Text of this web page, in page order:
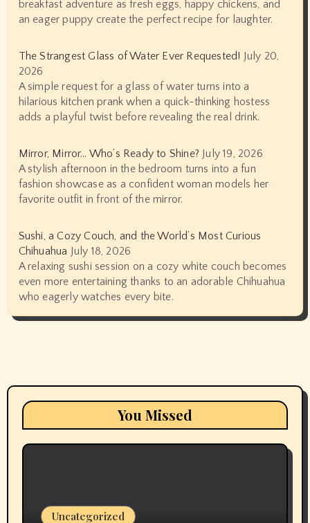
breakfast adventure as fresh eggs, happy chickens, and
an eager puppy create the perfect recipe for laughter.
The Strangest Glass of Water Ever Requested! July 20,
2026
A simple request for a glass of water turns into a
hilarious kitchen prank when a quick-thinking hostess
adds a playful twist before revealing the real drink.
Mirror, Mirror… Who’s Ready to Shine? July 19, 2026
A stylish afternoon in the bedroom turns into a fun
fashion showcase as a confident woman models her
favorite outfit in front of the mirror.
Sushi, a Cozy Couch, and the World’s Most Curious
Chihuahua July 18, 2026
A relaxing sushi session on a cozy white couch becomes
even more entertaining thanks to an adorable Chihuahua
who eagerly watches every bite.
You Missed
Uncategorized